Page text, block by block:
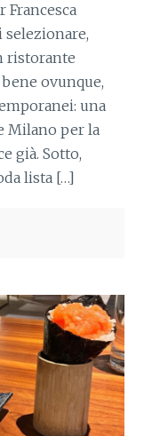
ristorante
ovunque,
una
Milano per la
già. Sotto,
lista […]